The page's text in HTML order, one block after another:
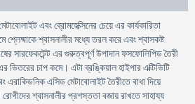
এবং ব্রোমহেক্সিনের চেয়ে এর কার্যকারিতা
শ্লেষ্মাকে শ্বাসনালীর মধ্যে তরল করে এবং শ্বাসকষ্ট
সারফেকটেন্ট এর গুরুত্বপূর্ণ উপাদান ফসফোলিপিড তৈরী
চাপ কমে। এটা ব্রঙ্কিয়াল হাইপার এক্টিভিটি
এসিড মেটাবোলাইট তৈরীতে বাধা দিয়ে
শ্বাসনালীর প্রশস্ততা বজায় রাখতে সাহায্য